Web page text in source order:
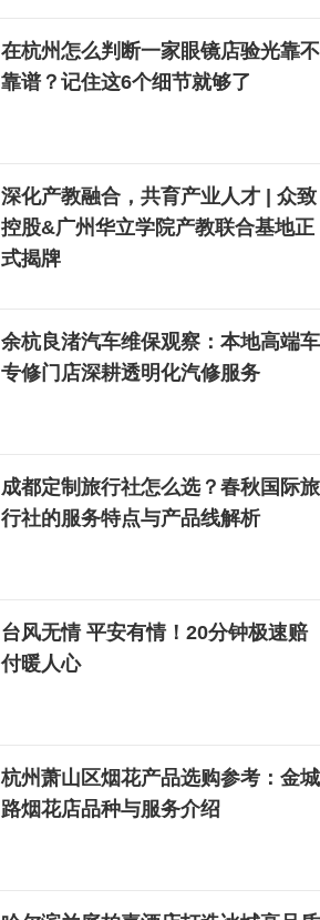
在杭州怎么判断一家眼镜店验光靠不
靠谱？记住这6个细节就够了
深化产教融合，共育产业人才 | 众致
控股&广州华立学院产教联合基地正
式揭牌
余杭良渚汽车维保观察：本地高端车
专修门店深耕透明化汽修服务
成都定制旅行社怎么选？春秋国际旅
行社的服务特点与产品线解析
台风无情 平安有情！20分钟极速赔
付暖人心
杭州萧山区烟花产品选购参考：金城
路烟花店品种与服务介绍